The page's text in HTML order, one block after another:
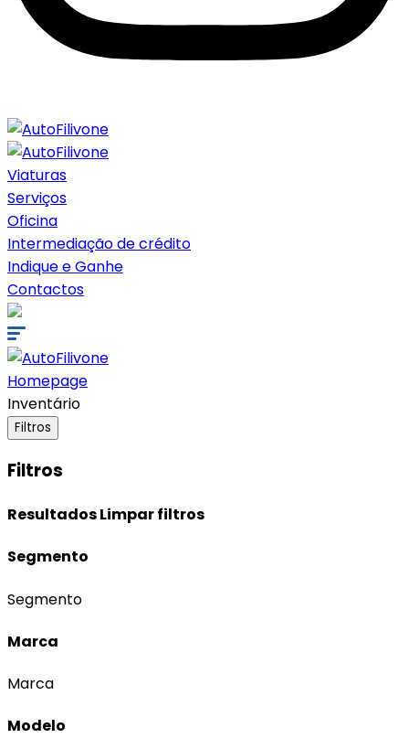
Viaturas
Serviços
Oficina
Intermediação de crédito
Indique e Ganhe
Contactos
Homepage
Inventário
Filtros
Filtros
ResultadosLimpar filtros
Segmento
Segmento
Marca
Marca
Modelo